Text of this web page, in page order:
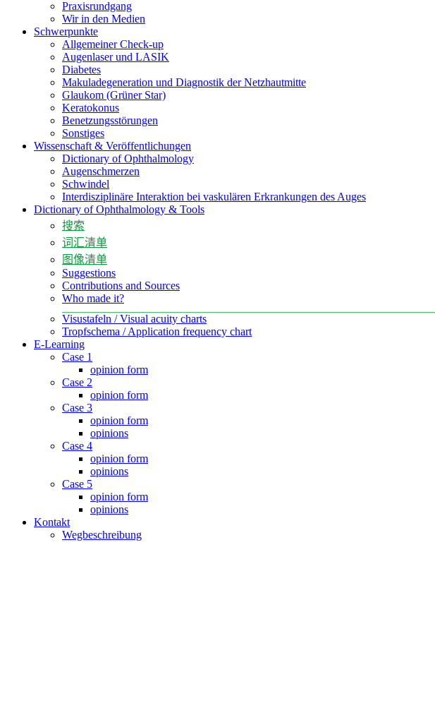
Praxisrundgang
Wir in den Medien
Schwerpunkte
Allgemeiner Check-up
Augenlaser und LASIK
Diabetes
Makuladegeneration und Diagnostik der Netzhautmitte
Glaukom (Grüner Star)
Keratokonus
Benetzungsstörungen
Sonstiges
Wissenschaft & Veröffentlichungen
Dictionary of Ophthalmology
Augenschmerzen
Schwindel
Interdisziplinäre Interaktion bei vaskulären Erkrankungen des Auges
Dictionary of Ophthalmology & Tools
搜索
词汇清单
图像清单
Suggestions
Contributions and Sources
Who made it?
Visustafeln / Visual acuity charts
Tropfschema / Application frequency chart
E-Learning
Case 1
opinion form
Case 2
opinion form
Case 3
opinion form
opinions
Case 4
opinion form
opinions
Case 5
opinion form
opinions
Kontakt
Wegbeschreibung